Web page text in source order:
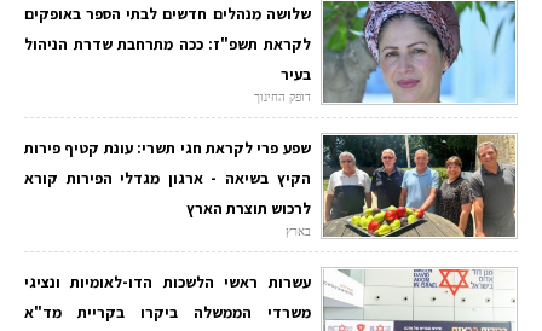
שלושה מנהלים חדשים לבתי הספר באופקים
לקראת תשפ"ז: ככה מתרחבת שדרת הניהול
בעיר
דופק החינוך
שפע פרי לקראת חגי תשרי: עונת קטיף פירות
הקיץ בשיאה - ארגון מגדלי הפירות קורא
לרכוש תוצרת הארץ
בארץ
עשרות ראשי הלשכות הדו-לאומיות ונציגי
משרדי הממשלה ביקרו בקריית מד"א